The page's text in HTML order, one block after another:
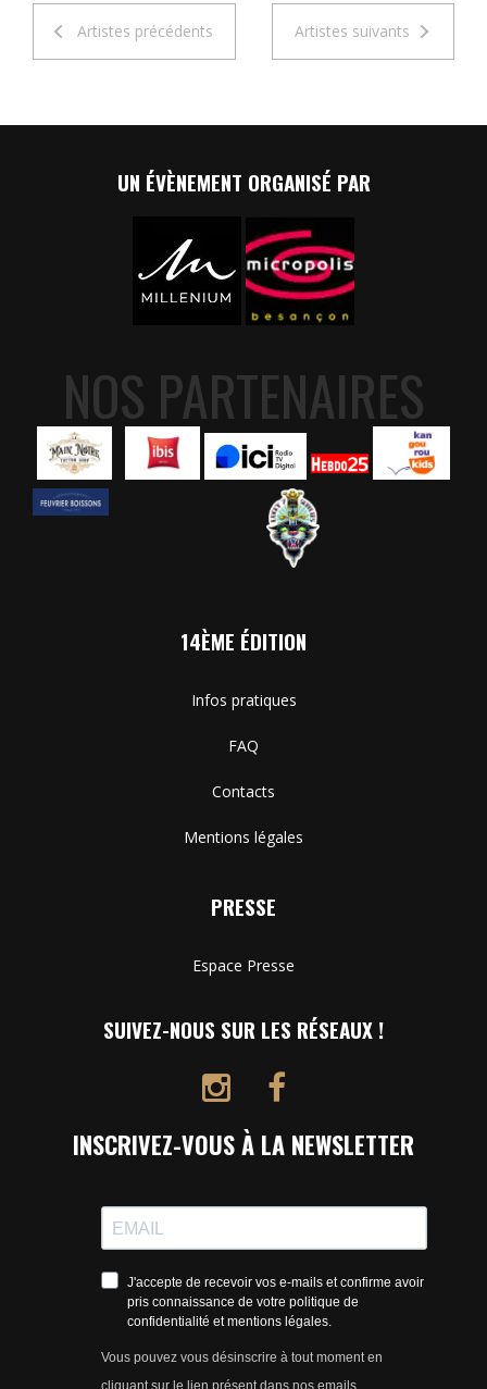
Artistes précédents Artistes suivants
UN ÉVÈNEMENT ORGANISÉ PAR
NOS PARTENAIRES
14ÈME ÉDITION
Infos pratiques
FAQ
Contacts
Mentions légales
PRESSE
Espace Presse
SUIVEZ-NOUS SUR LES RÉSEAUX !
INSCRIVEZ-VOUS À LA NEWSLETTER
J'accepte de recevoir vos e-mails et confirme avoir
pris connaissance de votre politique de
confidentialité et mentions légales.
Vous pouvez vous désinscrire à tout moment en